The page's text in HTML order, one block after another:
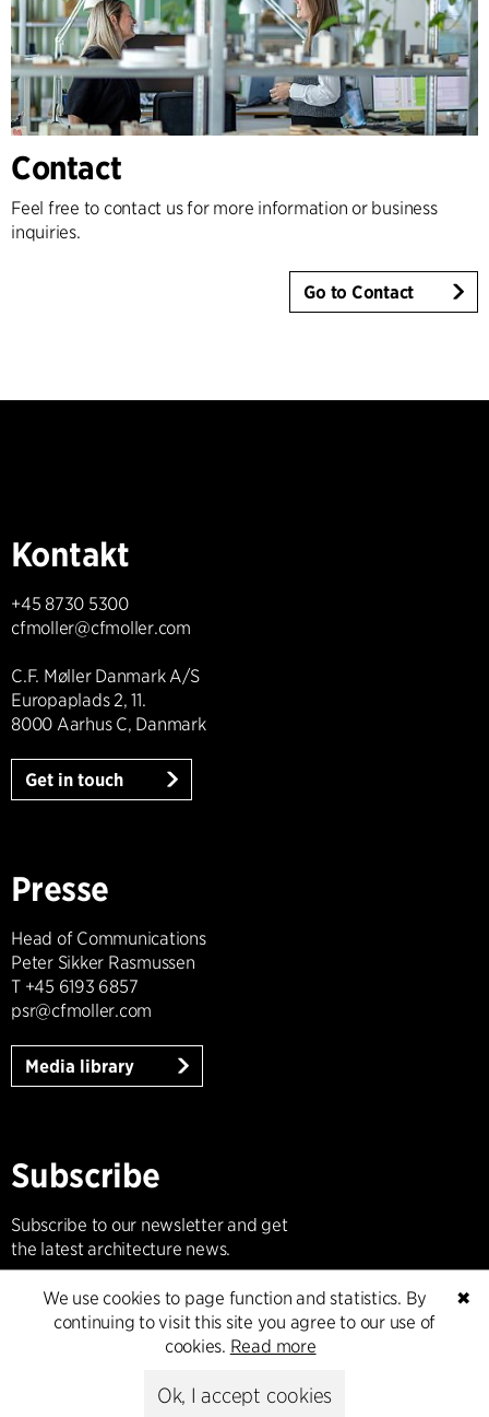
Contact
Feel free to contact us for more information or business
inquiries.
Go to Contact
Kontakt
+45 8730 5300
cfmoller@cfmoller.com
C.F. Møller Danmark A/S
Europaplads 2, 11.
8000 Aarhus C, Danmark
Get in touch
Presse
Head of Communications
Peter Sikker Rasmussen
T +45 6193 6857
psr@cfmoller.com
Media library
Subscribe
Subscribe to our newsletter and get
the latest architecture news.
Subscribe ✖
We use cookies to page function and statistics. By
continuing to visit this site you agree to our use of
cookies. Read more
Ok, I accept cookies